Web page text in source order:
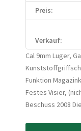
Preis:
Verkauf:
Cal 9mm Luger,
Funktion
Festes Visier,
Beschuss 2008